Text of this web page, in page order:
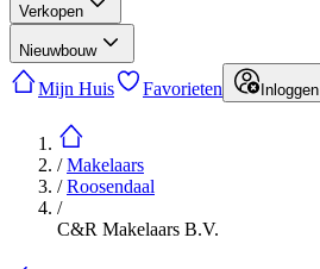
Verkopen
Nieuwbouw
Mijn Huis Favorieten Inloggen
/Makelaars
/Roosendaal
/
C&R Makelaars B.V.